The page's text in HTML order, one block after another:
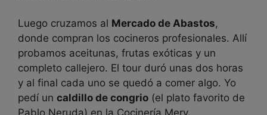
Luego cruzamos al Mercado de Abastos,
donde compran los cocineros profesionales. Allí
probamos aceitunas, frutas exóticas y un
completo callejero. El tour duró unas dos horas
y al final cada uno se quedó a comer algo. Yo
pedí un caldillo de congrio (el plato favorito de